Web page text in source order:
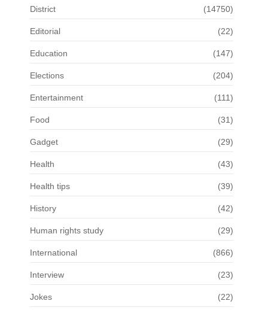
District (14750)
Editorial (22)
Education (147)
Elections (204)
Entertainment (111)
Food (31)
Gadget (29)
Health (43)
Health tips (39)
History (42)
Human rights study (29)
International (866)
Interview (23)
Jokes (22)